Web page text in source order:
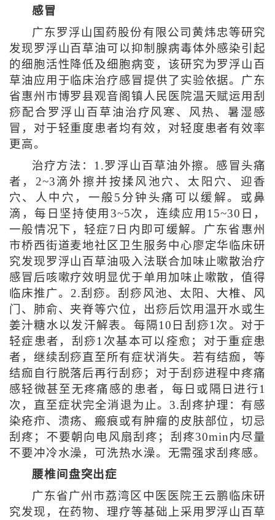
感冒
广东罗浮山国药股份有限公司黄炜忠等研究
发现罗浮山百草油可以抑制腺病毒体外感染引起
的细胞活性降低及细胞病变，该研究为罗浮山百
草油应用于临床治疗感冒提供了实验依据。广东
省惠州市博罗县观音阁镇人民医院温天赋运用刮
痧配合罗浮山百草油治疗风寒、风热、暑湿感
冒，对于轻重度患者均有效，对轻度患者有效率
更高。
治疗方法：1.罗浮山百草油外擦。感冒头痛
者，2~3滴外擦并按揉风池穴、太阳穴、迎香
穴、人中穴，一般5分钟头痛可以缓解。或鼻
滴，每日坚持使用3~5次，连续应用15~30日，
一般情况下，轻症7日内即可缓解。广东省惠州
市桥西街道麦地社区卫生服务中心廖定华临床研
究发现罗浮山百草油吸入法联合加味止嗽散治疗
感冒后咳嗽疗效明显优于单用加味止嗽散，值得
临床推广。2.刮痧。刮痧风池、太阳、大椎、风
门、肺俞、夹脊等穴位，出痧后饮用温开水或生
姜汁糖水以发汗解表。每隔10日刮痧1次。对于
轻症患者，刮痧1次基本可以痊愈；对于重症患
者，继续刮痧直至所有症状消失。若有结痂，等
结痂自行脱落后再行刮痧；对于刮痧进程中疼痛
感轻微甚至无疼痛感的患者，每日或隔日进行1
次，直至症状完全消退为止。3.刮疼护理：有感
染疮疖、溃疡、瘢痕或有肿瘤的皮肤部位，切忌
刮疼；不要朝向电风扇刮疼；刮疼30min内尽量
不要冲冷水澡，可洗热水澡。无需强求刮疼感。
腰椎间盘突出症
广东省广州市荔湾区中医医院王云鹏临床研
究发现，在药物、理疗等基础上采用罗浮山百草